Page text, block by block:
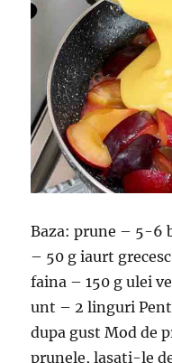
Baza: prune – 5-6
– 50 g iaurt
faina – 150 g ulei
unt – 2 linguri
dupa gust Mod de
prunele, lasati-le